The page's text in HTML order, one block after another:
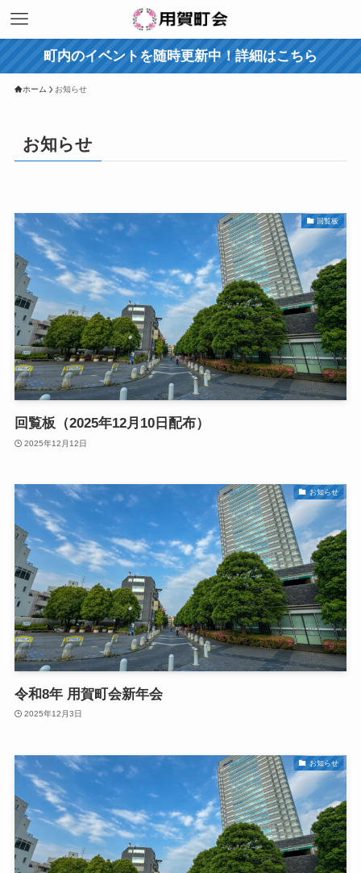
町内のイベントを随時更新中！詳細はこちら
ホーム お知らせ
お知らせ
回覧板
回覧板（2025年12月10日配布）
2025年12月12日
お知らせ
令和8年 用賀町会新年会
2025年12月3日
お知らせ